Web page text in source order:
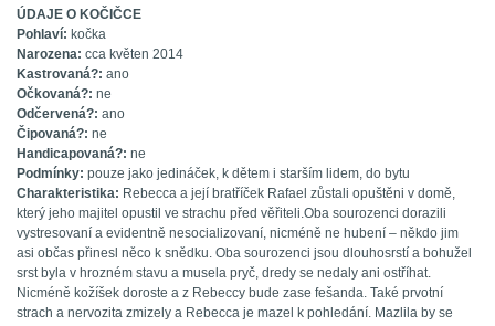
ÚDAJE O KOČIČCE
Pohlaví: kočka
Narozena: cca květen 2014
Kastrovaná?: ano
Očkovaná?: ne
Odčervená?: ano
Čipovaná?: ne
Handicapovaná?: ne
Podmínky: pouze jako jedináček, k dětem i starším lidem, do bytu
Charakteristika: Rebecca a její bratříček Rafael zůstali opuštěni v domě,
který jeho majitel opustil ve strachu před věřiteli.Oba sourozenci dorazili
vystresovaní a evidentně nesocializovaní, nicméně ne hubení – někdo jim
asi občas přinesl něco k snědku. Oba sourozenci jsou dlouhosrstí a bohužel
srst byla v hrozném stavu a musela pryč, dredy se nedaly ani ostříhat.
Nicméně kožíšek doroste a z Rebeccy bude zase fešanda. Také prvotní
strach a nervozita zmizely a Rebecca je mazel k pohledání. Mazlila by se